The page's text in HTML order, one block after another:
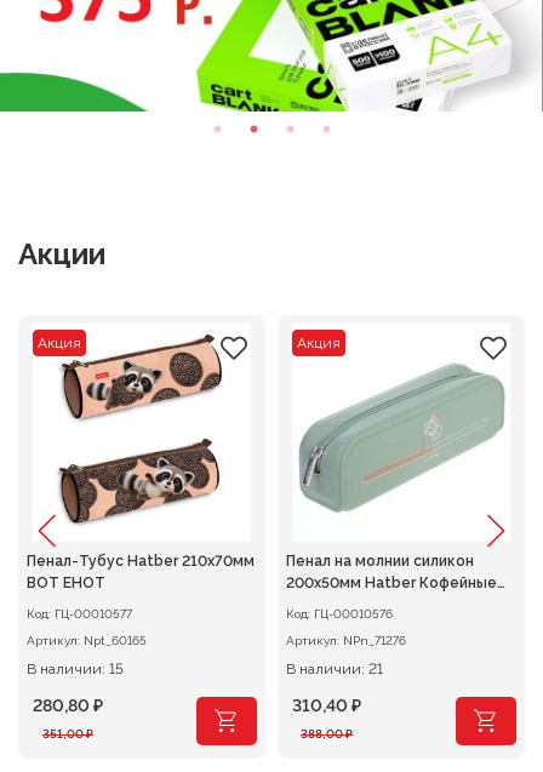
Акции
Акция
Пенал-Тубус Hatber 210х70мм
ВОТ ЕНОТ
Код: ГЦ-00010577
Артикул: Npt_60165
В наличии: 15
351,00₽
Первоначальная
280,80 ₽
Текущая
Акция
Пенал на молнии силикон
200х50мм Hatber Кофейные
Код: ГЦ-00010576
Артикул: NPn_71276
В наличии: 21
388,00₽
Первоначальная
310,40 ₽
Текущая